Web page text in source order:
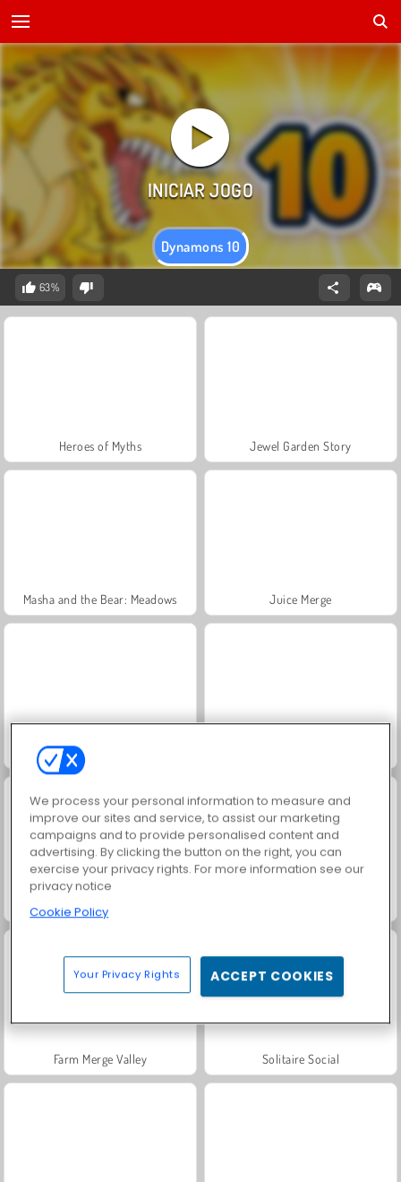
Dynamons 10
63%
Heroes of Myths Jewel Garden Story
Masha and the Bear: Meadows Juice Merge
Grand Mahjong Connect
Scala 40
Farm Merge Valley Solitaire Social
We process your personal information to measure and
improve our sites and service, to assist our marketing
campaigns and to provide personalised content and
advertising. By clicking the button on the right, you can
exercise your privacy rights. For more information see our
privacy notice
Cookie Policy
Your Privacy Rights ACCEPT COOKIES